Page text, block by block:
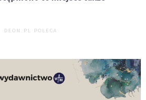
DEON.PL POLECA